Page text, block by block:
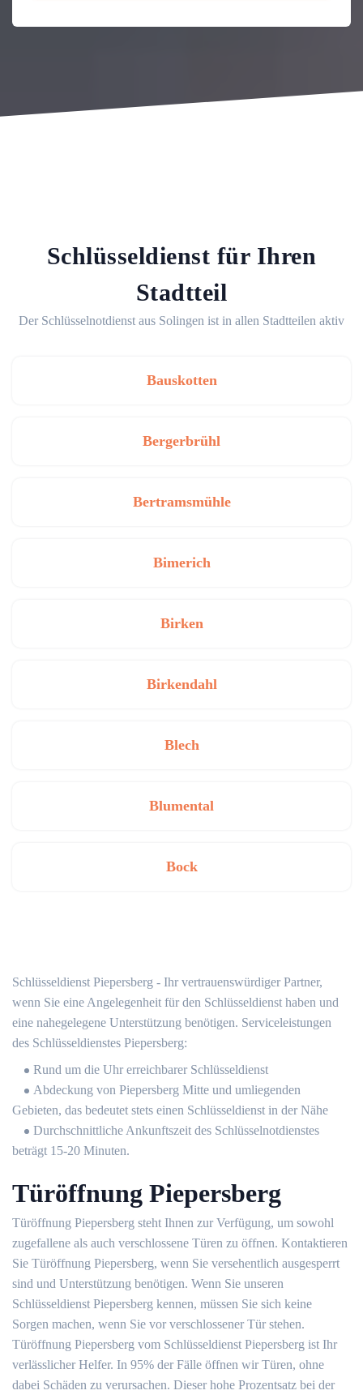
Schlüsseldienst für Ihren
Stadtteil
Der Schlüsselnotdienst aus Solingen ist in allen Stadtteilen aktiv
Bauskotten
Bergerbrühl
Bertramsmühle
Bimerich
Birken
Birkendahl
Blech
Blumental
Bock
Schlüsseldienst Piepersberg - Ihr vertrauenswürdiger Partner,
wenn Sie eine Angelegenheit für den Schlüsseldienst haben und
eine nahegelegene Unterstützung benötigen. Serviceleistungen
des Schlüsseldienstes Piepersberg:
Rund um die Uhr erreichbarer Schlüsseldienst
Abdeckung von Piepersberg Mitte und umliegenden
Gebieten, das bedeutet stets einen Schlüsseldienst in der Nähe
Durchschnittliche Ankunftszeit des Schlüsselnotdienstes
beträgt 15-20 Minuten.
Türöffnung Piepersberg
Türöffnung Piepersberg steht Ihnen zur Verfügung, um sowohl
zugefallene als auch verschlossene Türen zu öffnen. Kontaktieren
Sie Türöffnung Piepersberg, wenn Sie versehentlich ausgesperrt
sind und Unterstützung benötigen. Wenn Sie unseren
Schlüsseldienst Piepersberg kennen, müssen Sie sich keine
Sorgen machen, wenn Sie vor verschlossener Tür stehen.
Türöffnung Piepersberg vom Schlüsseldienst Piepersberg ist Ihr
verlässlicher Helfer. In 95% der Fälle öffnen wir Türen, ohne
dabei Schäden zu verursachen. Dieser hohe Prozentsatz bei der